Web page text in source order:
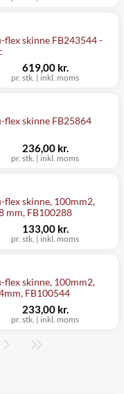
flex skinne FB243544 -
pr. stk. | inkl. moms
619,00 kr.
flex skinne FB25864
pr. stk. | inkl. moms
236,00 kr.
flex skinne, 100mm2,
mm, FB100288
pr. stk. | inkl. moms
133,00 kr.
flex skinne, 100mm2,
FB100544
pr. stk. | inkl. moms
233,00 kr.